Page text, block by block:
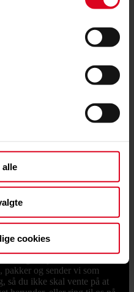
alle
cookies
til at flytte jord og grus
En maskine på 1-2 ton
og her er en trailer til
noget skal skiftes –
larvebånd finder du hos os,
afhænger af størrelse,
modeller fås til en
det udstyr, der følger med.
med skovle og
end at købe det hele
både opgaven og
hos Primus Danmark Vi
stor beslutning, og derfor
før du køber. Vi har eget
pakker og sender vi som
så du ikke skal vente på at